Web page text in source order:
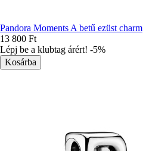
Pandora Moments A betű ezüst charm
13 800 Ft
Lépj be a klubtag árért! -5%